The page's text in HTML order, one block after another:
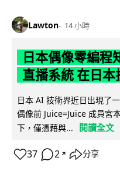
Lawton 14 小時
日本偶像零編程
直播系統 在日
日本 AI 技術界近日出現了
偶像前 Juice=Juice 成員宮
下，僅憑藉與...
閱讀全文
37 2 ↗ 分享